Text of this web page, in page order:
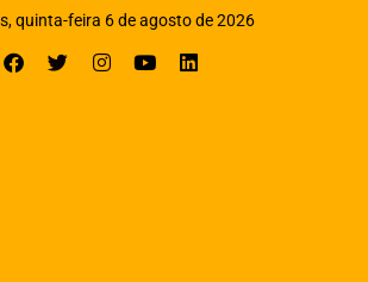
quinta-feira 6 de agosto de 2026